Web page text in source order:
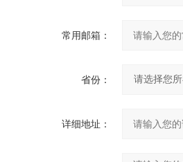
常用邮箱：
省份：
详细地址：